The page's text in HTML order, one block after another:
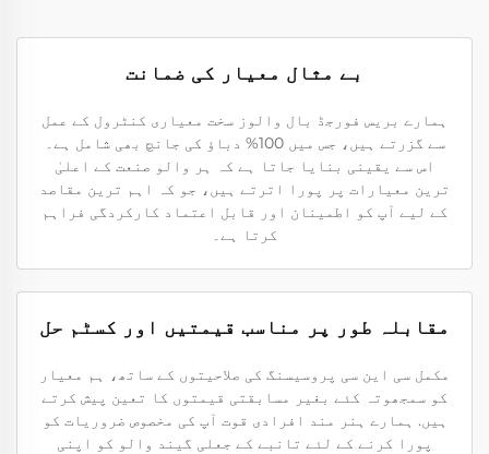
بے مثال معیار کی ضمانت
ہمارے بریس فورجڈ بال والوز سخت معیاری کنٹرول کے عمل
سے گزرتے ہیں، جس میں 100% دباؤ کی جانچ بھی شامل ہے۔
اس سے یقینی بنایا جاتا ہے کہ ہر والو صنعت کے اعلیٰ
ترین معیارات پر پورا اترتے ہیں، جو کہ اہم ترین مقاصد
کے لیے آپ کو اطمینان اور قابل اعتماد کارکردگی فراہم
کرتا ہے۔
مقابلہ طور پر مناسب قیمتیں اور کسٹم حل
مکمل سی این سی پروسیسنگ کی صلاحیتوں کے ساتھ، ہم معیار
کو سمجھوتہ کئے بغیر مسابقتی قیمتوں کا تعین پیش کرتے
ہیں. ہمارے ہنر مند افرادی قوت آپ کی مخصوص ضروریات کو
پورا کرنے کے لئے تانبے کے جعلی گیند والو کو اپنی